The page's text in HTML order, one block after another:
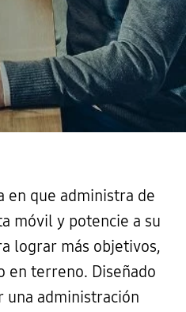
en que administra de
móvil y potencie a su
lograr más objetivos,
en terreno. Diseñado
una administración